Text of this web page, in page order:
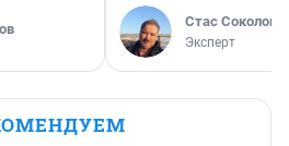
Стас Соколов
Эксперт